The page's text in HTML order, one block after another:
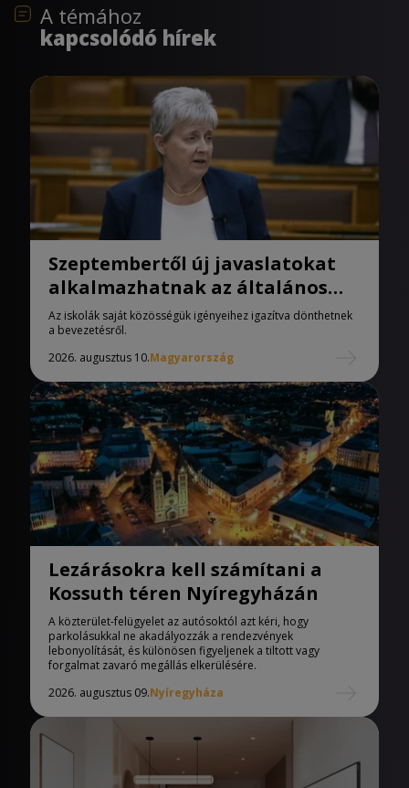
A témához
kapcsolódó hírek
Szeptembertől új javaslatokat
alkalmazhatnak az általános
iskolák
Az iskolák saját közösségük igényeihez igazítva dönthetnek
a bevezetésről.
2026. augusztus 10.Magyarország
Lezárásokra kell számítani a
Kossuth téren Nyíregyházán
A közterület-felügyelet az autósoktól azt kéri, hogy
parkolásukkal ne akadályozzák a rendezvények
lebonyolítását, és különösen figyeljenek a tiltott vagy
forgalmat zavaró megállás elkerülésére.
2026. augusztus 09.Nyíregyháza